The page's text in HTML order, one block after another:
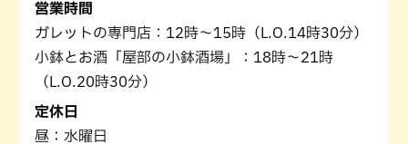
営業時間
ガレットの専門店：12時～15時（L.O.14時30分）
小鉢とお酒「屋部の小鉢酒場」：18時～21時
（L.O.20時30分）
定休日
昼：水曜日